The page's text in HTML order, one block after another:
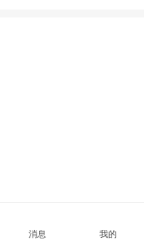
消息 我的